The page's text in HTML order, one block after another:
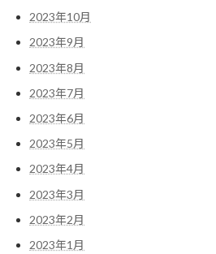
2023年10月
2023年9月
2023年8月
2023年7月
2023年6月
2023年5月
2023年4月
2023年3月
2023年2月
2023年1月